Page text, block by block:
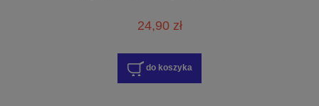
24,90 zł
do koszyka